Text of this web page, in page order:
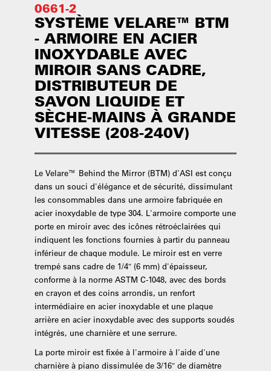
0661-2
SYSTÈME VELARE™ BTM
- ARMOIRE EN ACIER
INOXYDABLE AVEC
MIROIR SANS CADRE,
DISTRIBUTEUR DE
SAVON LIQUIDE ET
SÈCHE-MAINS À GRANDE
VITESSE (208-240V)
Le Velare™ Behind the Mirror (BTM) d'ASI est conçu
dans un souci d'élégance et de sécurité, dissimulant
les consommables dans une armoire fabriquée en
acier inoxydable de type 304. L'armoire comporte une
porte en miroir avec des icônes rétroéclairées qui
indiquent les fonctions fournies à partir du panneau
inférieur de chaque module. Le miroir est en verre
trempé sans cadre de 1/4″ (6 mm) d'épaisseur,
conforme à la norme ASTM C-1048, avec des bords
en crayon et des coins arrondis, un renfort
intermédiaire en acier inoxydable et une plaque
arrière en acier inoxydable avec des supports soudés
intégrés, une charnière et une serrure.
La porte miroir est fixée à l'armoire à l'aide d'une
charnière à piano dissimulée de 3/16″ de diamètre